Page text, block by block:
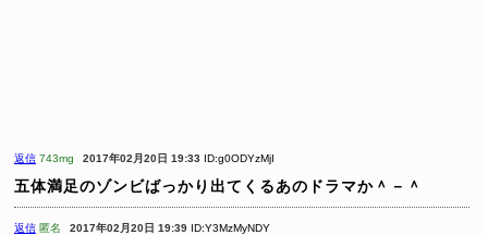
返信 743mg 2017年02月20日 19:33 ID:g0ODYzMjI
五体満足のゾンビばっかり出てくるあのドラマか＾－＾
返信 匿名 2017年02月20日 19:39 ID:Y3MzMyNDY